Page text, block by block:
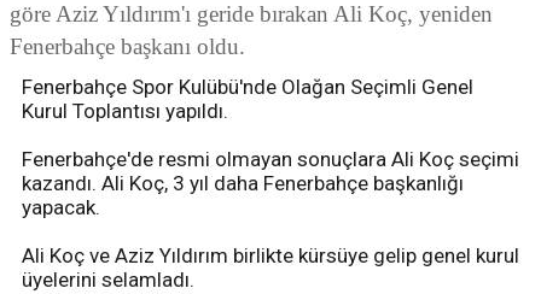
göre Aziz Yıldırım'ı geride bırakan Ali Koç, yeniden
Fenerbahçe başkanı oldu.
Fenerbahçe Spor Kulübü'nde Olağan Seçimli Genel
Kurul Toplantısı yapıldı.
Fenerbahçe'de resmi olmayan sonuçlara Ali Koç seçimi
kazandı. Ali Koç, 3 yıl daha Fenerbahçe başkanlığı
yapacak.
Ali Koç ve Aziz Yıldırım birlikte kürsüye gelip genel kurul
üyelerini selamladı.